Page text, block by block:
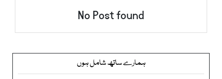
No Post found
ہمارے ساتھ شامل ہوں